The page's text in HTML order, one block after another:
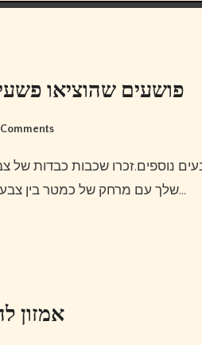
5 פושעים שהוציאו
שלך עם מרחק של כמטר בין צבע הספריי לגלשן.העיצוב ייראה נהדר ברגע…
אמזון